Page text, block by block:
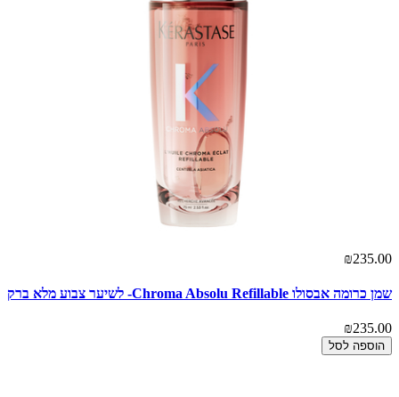
₪235.00
שמן כרומה אבסולו Chroma Absolu Refillable- לשיער צבוע מלא ברק
₪235.00
הוספה לסל